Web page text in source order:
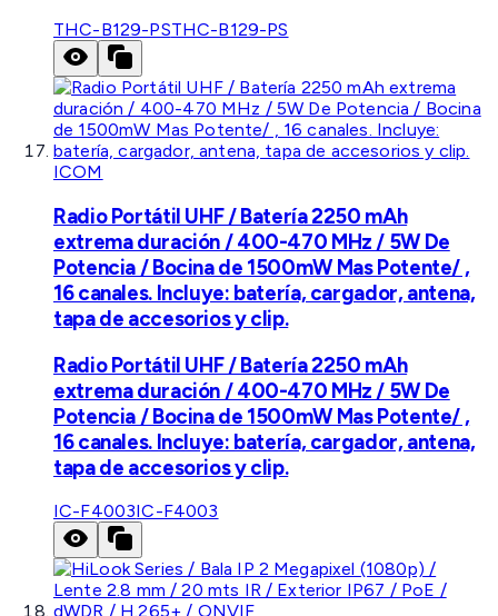
THC-B129-PSTHC-B129-PS
ICOM
Radio Portátil UHF / Batería 2250 mAh
extrema duración / 400-470 MHz / 5W De
Potencia / Bocina de 1500mW Mas Potente/ ,
16 canales. Incluye: batería, cargador, antena,
tapa de accesorios y clip.
Radio Portátil UHF / Batería 2250 mAh
extrema duración / 400-470 MHz / 5W De
Potencia / Bocina de 1500mW Mas Potente/ ,
16 canales. Incluye: batería, cargador, antena,
tapa de accesorios y clip.
IC-F4003IC-F4003